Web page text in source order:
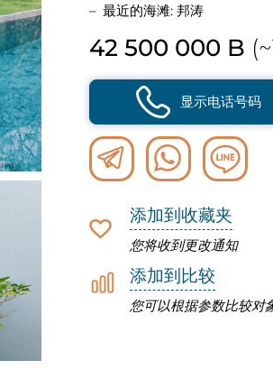
最近的海滩: 邦涛
42 500 000 B
显示电话号码
添加到收藏夹
您将收到更改通知
添加到比较
您可以根据参数比较对